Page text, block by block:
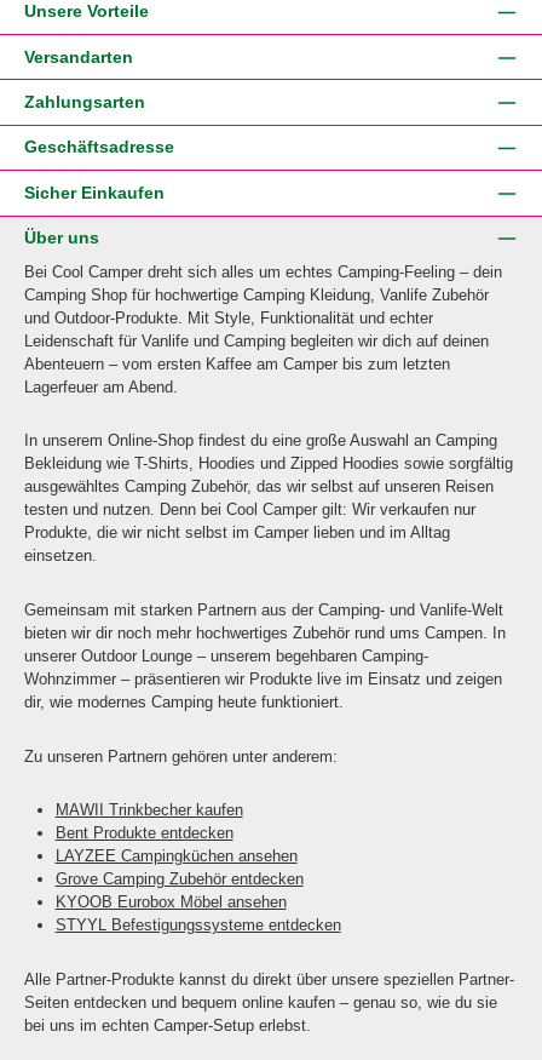
Unsere Vorteile
Versandarten
Zahlungsarten
Geschäftsadresse
Sicher Einkaufen
Über uns
Bei Cool Camper dreht sich alles um echtes Camping-Feeling – dein
Camping Shop für hochwertige Camping Kleidung, Vanlife Zubehör
und Outdoor-Produkte. Mit Style, Funktionalität und echter
Leidenschaft für Vanlife und Camping begleiten wir dich auf deinen
Abenteuern – vom ersten Kaffee am Camper bis zum letzten
Lagerfeuer am Abend.
In unserem Online-Shop findest du eine große Auswahl an Camping
Bekleidung wie T-Shirts, Hoodies und Zipped Hoodies sowie sorgfältig
ausgewähltes Camping Zubehör, das wir selbst auf unseren Reisen
testen und nutzen. Denn bei Cool Camper gilt: Wir verkaufen nur
Produkte, die wir nicht selbst im Camper lieben und im Alltag
einsetzen.
Gemeinsam mit starken Partnern aus der Camping- und Vanlife-Welt
bieten wir dir noch mehr hochwertiges Zubehör rund ums Campen. In
unserer Outdoor Lounge – unserem begehbaren Camping-
Wohnzimmer – präsentieren wir Produkte live im Einsatz und zeigen
dir, wie modernes Camping heute funktioniert.
Zu unseren Partnern gehören unter anderem:
MAWII Trinkbecher kaufen
Bent Produkte entdecken
LAYZEE Campingküchen ansehen
Grove Camping Zubehör entdecken
KYOOB Eurobox Möbel ansehen
STYYL Befestigungssysteme entdecken
Alle Partner-Produkte kannst du direkt über unsere speziellen Partner-
Seiten entdecken und bequem online kaufen – genau so, wie du sie
bei uns im echten Camper-Setup erlebst.